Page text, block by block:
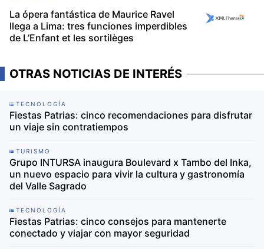
La ópera fantástica de Maurice Ravel
llega a Lima: tres funciones imperdibles
de L’Enfant et les sortilèges
OTRAS NOTICIAS DE INTERÉS
TECNOLOGÍA
Fiestas Patrias: cinco recomendaciones para disfrutar
un viaje sin contratiempos
TURISMO
Grupo INTURSA inaugura Boulevard x Tambo del Inka,
un nuevo espacio para vivir la cultura y gastronomía
del Valle Sagrado
TECNOLOGÍA
Fiestas Patrias: cinco consejos para mantenerte
conectado y viajar con mayor seguridad